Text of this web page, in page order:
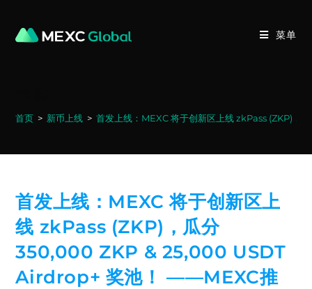
content
菜单
首页 > 新币上线 > 首发上线：MEXC 将于创新区上线 zkPass (ZKP)
首发上线：MEXC 将于创新区上
线 zkPass (ZKP)，瓜分
350,000 ZKP & 25,000 USDT
Airdrop+ 奖池！ ——MEXC推